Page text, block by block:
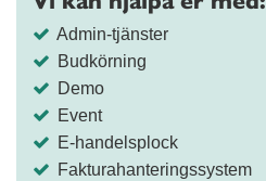
Admin-tjänster
Budkörning
Demo
Event
E-handelsplock
Fakturahanteringssystem